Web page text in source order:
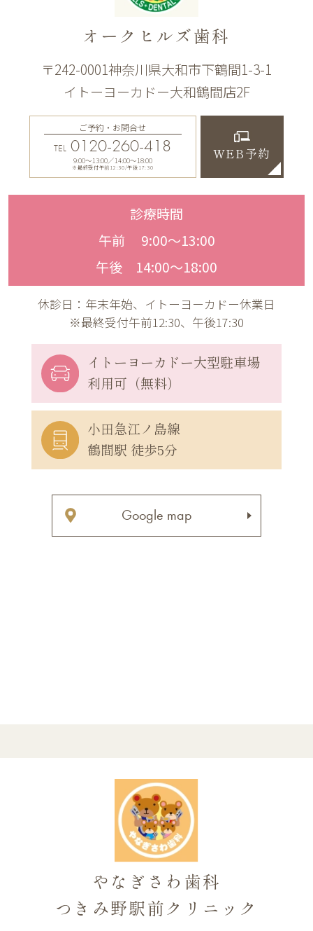
オークヒルズ歯科
〒242-0001神奈川県大和市下鶴間1-3-1
イトーヨーカドー大和鶴間店2F
ご予約・お問合せ
TEL 0120-260-418
9:00〜13:00／14:00〜18:00
※最終受付午前12:30/午後17:30
WEB予約
診療時間
午前 9:00〜13:00
午後 14:00〜18:00
休診日：年末年始、イトーヨーカドー休業日
※最終受付午前12:30、午後17:30
イトーヨーカドー大型駐車場
利用可（無料）
小田急江ノ島線
鶴間駅 徒歩5分
Google map
やなぎさわ歯科
つきみ野駅前クリニック